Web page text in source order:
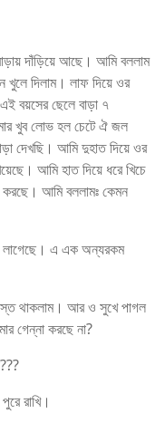
দাঁড়িয়ে আছে। আমি বললাম
দিলাম। লাফ দিয়ে ওর
বয়সের ছেলে বাড়া ৭
খুব লোভ হল চেটে ঐ জল
দেখছি। আমি দুহাত দিয়ে ওর
আমি হাত দিয়ে ধরে খিচে
আমি বললামঃ কেমন
লাগেছে। এ এক অন্যরকম
থাকলাম। আর ও সুখে পাগল
গেন্না করছে না?
রাখি।